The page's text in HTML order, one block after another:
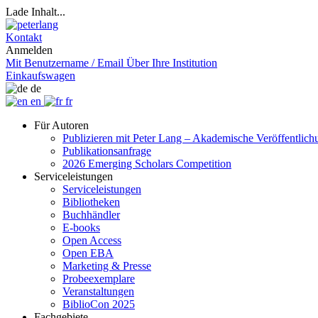
Lade Inhalt...
Kontakt
Anmelden
Mit Benutzername / Email Über Ihre Institution
Einkaufswagen
de
en
fr
Für Autoren
Publizieren mit Peter Lang – Akademische
Publikationsanfrage
2026 Emerging Scholars Competition
Serviceleistungen
Serviceleistungen
Bibliotheken
Buchhändler
E-books
Open Access
Open EBA
Marketing & Presse
Probeexemplare
Veranstaltungen
BiblioCon 2025